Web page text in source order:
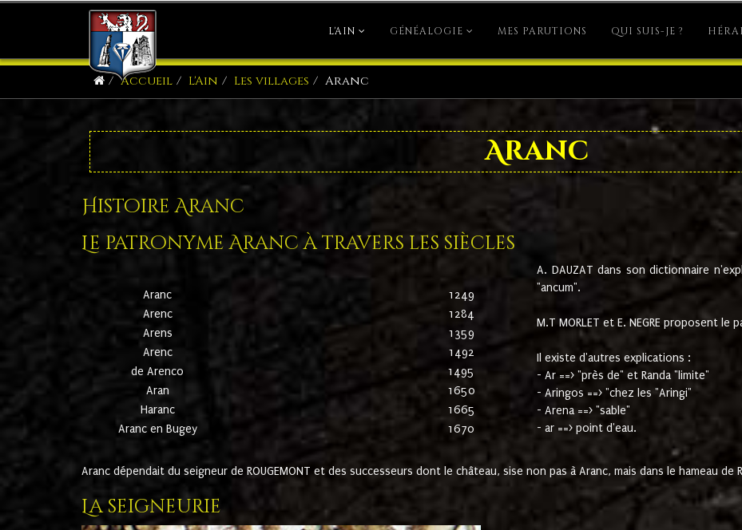
L'AIN GÉNÉALOGIE MES PARUTIONS QUI SUIS-JE ?
Accueil L'Ain Les villages Aranc
Aranc
Histoire Aranc
Le patronyme Aranc à travers les siècles
Aranc
1249
Arenc
1284
Arens
1359
Arenc
1492
de Arenco
1495
Aran
1650
Haranc
1665
Aranc en Bugey
1670
A. DAUZAT dans son dictionnaire
"ancum".
M.T MORLET et E. NEGRE proposent le
Il existe d'autres explications :
- Ar ==> "près de" et Randa "limite"
- Aringos ==> "chez les "Aringi"
- Arena ==> "sable"
- ar ==> point d'eau.
Aranc dépendait du seigneur de ROUGEMONT et des successeurs dont le château, sise non pas à Aranc, mais dans le hameau
La seigneurie